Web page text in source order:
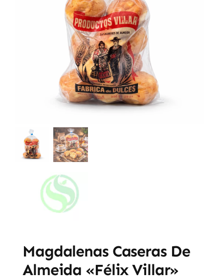
Magdalenas Caseras De
Almeida «Félix Villar»